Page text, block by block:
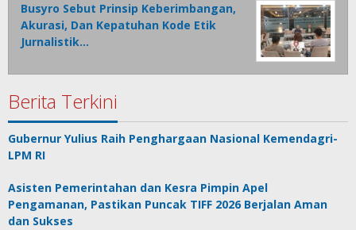
Busyro Sebut Prinsip Keberimbangan,
Akurasi, Dan Kepatuhan Kode Etik
Jurnalistik…
Berita Terkini
Gubernur Yulius Raih Penghargaan Nasional Kemendagri-
LPM RI
Asisten Pemerintahan dan Kesra Pimpin Apel
Pengamanan, Pastikan Puncak TIFF 2026 Berjalan Aman
dan Sukses